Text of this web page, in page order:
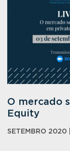
O mercado
Equity
SETEMBRO 2020